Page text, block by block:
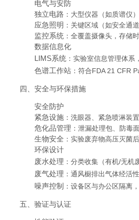
电气与安防
独立电路 ：大型仪器（如质谱仪
应急照明 ：关键区域（如安全通
监控系统 ：全覆盖摄像头，存储
数据信息化
LIMS系统 ：实验室信息管理体系
色谱工作站 ：符合FDA 21 CFR
四、安全与环保措施
安全防护
紧急设施 ：洗眼器、紧急喷淋装
危化品管理 ：泄漏处理包、防毒
生物安全 ：实验废弃物高压灭菌
环保设计
废水处理 ：分类收集（有机/无机
废气处理 ：通风橱排出气体经活
噪声控制 ：设备区与办公区隔离
五、验证与认证